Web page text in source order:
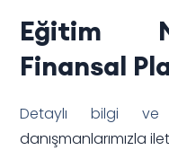
Eğitim
Finansal
Detaylı bilgi
danışmanlarımızla